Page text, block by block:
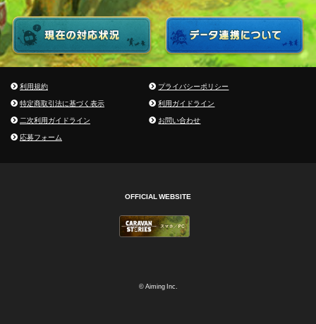
利用規約
プライバシーポリシー
特定商取引法に基づく表示
利用ガイドライン
二次利用ガイドライン
お問い合わせ
応募フォーム
OFFICIAL WEBSITE
© Aiming Inc.